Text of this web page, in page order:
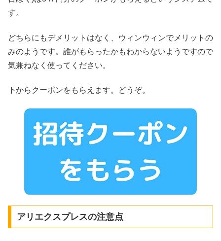
す。
どちらにもデメリットはなく、ウィンウィンでメリットの
みのようです。誰がもらったかもわからないようですので
気兼ねなく使ってください。
下からクーポンをもらえます。どうぞ。
アリエクスプレスの注意点